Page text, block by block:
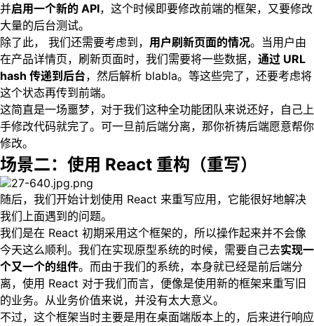
并启用一个新的 API，这个时候即要修改前端的框架，又要修改
大量的后台测试。
除了此， 我们还需要考虑到， 用户刷新页面的情况。当用户由
在产品详情页，刷新页面时，我们需要将一些数据， 通过 URL
hash 传递到后台，然后解析 blabla。等这些完了，还要考虑将
这个状态再传到前端。
这简直是一场噩梦，对于我们这种全功能团队来说还好，自己上
手修改代码就完了。可一旦前后端分离，那你祈祷后端愿意帮你
修改。
场景二：使用 React 重构（重写）
随后，我们开始计划使用 React 来重写应用，它能很好地解决
我们上面遇到的问题。
我们是在 React 初期采用这个框架的，所以操作起来并不会像
今天这么顺利。我们在实现原型系统的时候，需要自己去实现一
个又一个的组件。而由于我们的系统，本身就已经是前后端分
离，使用 React 对于我们而言，便像是使用新的框架来重写旧
的业务。从业务价值来说，并没有太大意义。
不过，这个框架当时主要是用在桌面端版本上的，后来进行响应